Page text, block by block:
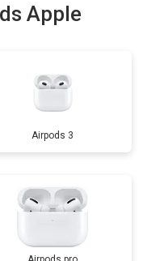
Apple
Airpods 3